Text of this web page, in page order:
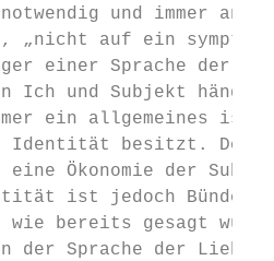
und immer an
„nicht auf ein
einer Sprache der
Ich und Subjekt hängt
ein allgemeines
besitzt. Denn
eine Ökonomie der
ist jedoch
wie bereits gesagt
der Sprache der